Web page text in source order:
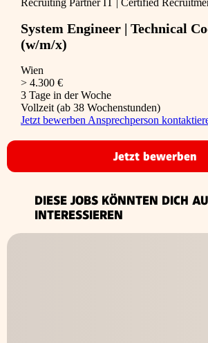
Recruiting Partner IT | Certified
System Engineer | Technical
(w/m/x)
Wien
> 4.300 €
3 Tage in der Woche
Vollzeit (ab 38 Wochenstunden)
Jetzt bewerben Ansprechperson
Jetzt bewerben
DIESE JOBS KÖNNTEN DICH
INTERESSIEREN